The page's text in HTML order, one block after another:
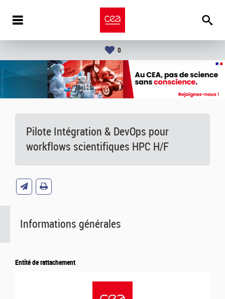
0
Pilote Intégration & DevOps pour
workflows scientifiques HPC H/F
Informations générales
Entité de rattachement